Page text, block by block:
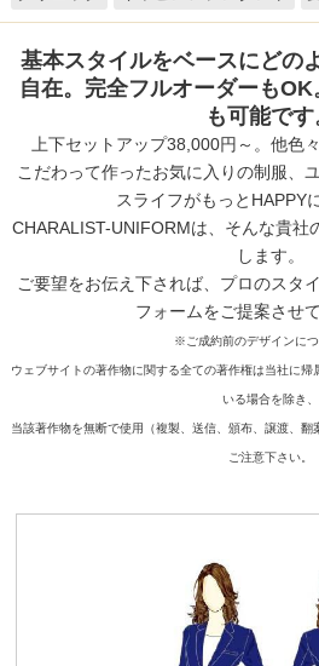
基本スタイルをベースにどの
自在。完全フルオーダーも
も可能です
上下セットアップ38,000円～。他色
こだわって作ったお気に入りの制服、
スライフがもっとHAPPY
CHARALIST-UNIFORMは、そんな貴社
します。
ご要望をお伝え下されば、プロのスタ
フォームをご提案させ
※ご成約前のデザインに
ウェブサイトの著作物に関する全ての著作権は当社に
いる場合を除き、
当該著作物を無断で使用（複製、送信、頒布、譲渡、
ご注意下さい。